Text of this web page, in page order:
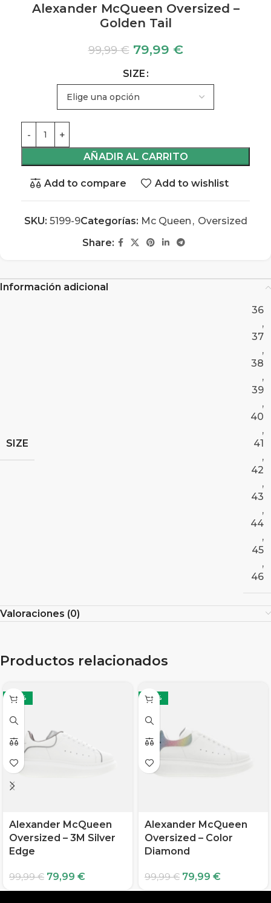
Alexander McQueen Oversized –
Golden Tail
99,99€ 79,99 €
SIZE
AÑADIR AL CARRITO
Add to compare Add to wishlist
SKU: 5199-9Categorías: Mc Queen , Oversized
Share:
Información adicional
SIZE
36
,
37
,
38
,
39
,
40
,
41
,
42
,
43
,
44
,
45
,
46
Valoraciones (0)
Productos relacionados
-20%
Alexander McQueen
Oversized – 3M Silver
Edge
99,99€ 79,99 €
-20%
Alexander McQueen
Oversized – Color
Diamond
99,99€ 79,99 €